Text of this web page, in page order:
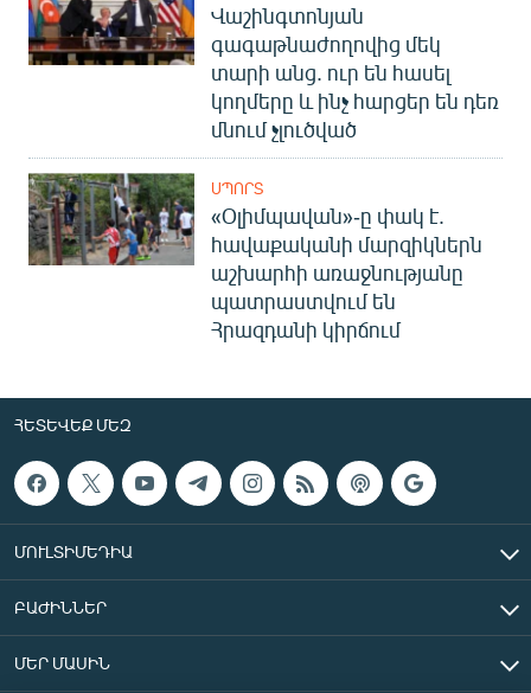
Վաշինգտոնյան
գագաթնաժողովից մեկ
տարի անց. ուր են հասել
կողմերը և ինչ հարցեր են դեռ
մնում չլուծված
ՍՊՈՐՏ
«Օլիմպավան»-ը փակ է.
հավաքականի մարզիկներն
աշխարհի առաջնությանը
պատրաստվում են
Հրազդանի կիրճում
ՀԵՏԵՎԵՔ ՄԵԶ
ՄՈՒԼՏԻՄԵԴԻԱ
ԲԱԺԻՆՆԵՐ
ՄԵՐ ՄԱՍԻՆ